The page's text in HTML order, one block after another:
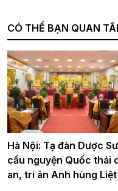
CÓ THỂ BẠN QUAN
Hà Nội: Tạ đàn Dược Sư
cầu nguyện Quốc thái
an, tri ân Anh hùng